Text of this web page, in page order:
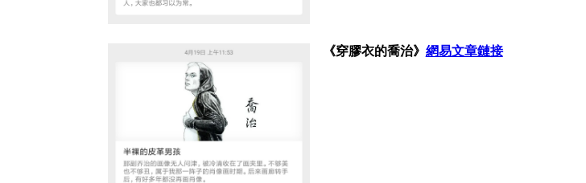
《穿膠衣的喬治》 網易文章鏈接